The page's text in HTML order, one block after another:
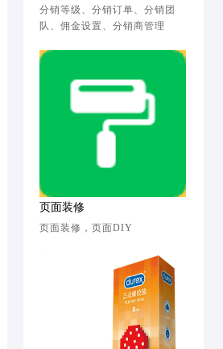
分销等级、分销订单、分销团
队、佣金设置、分销商管理
页面装修
页面装修，页面DIY